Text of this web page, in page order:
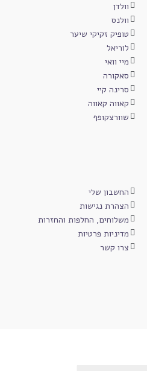
וולדן
וולנס
טופיק זקיקי שיער
לוריאל
מיי וואי
סאקורה
סרינה קיי
קאווה קאווה
שוורצקופף
החשבון שלי
הצהרת נגישות
משלוחים, החלפות והחזרות
מדיניות פרטיות
צרו קשר